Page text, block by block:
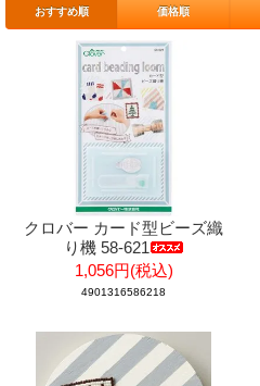
おすすめ順 価格順
クロバー カード型ビーズ織
り機 58-621
1,056円(税込)
4901316586218